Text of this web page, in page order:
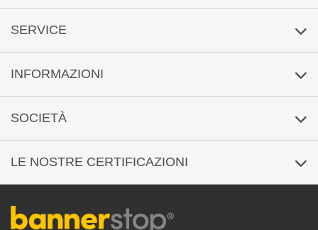
Fattura con termini di pagamento a 30 giorni per rivenditori
Spedizione neutra
Livechat(offline)
Servizio di callback
SERVICE
Controllo dei file
Reclamo
INFORMAZIONI
Informazioni sui file di stampa
Costi di spedizione / Tempi di consegna
Pagamento sicuro
Domande frequenti
SOCIETÀ
Note legali
CGC
LE NOSTRE CERTIFICAZIONI